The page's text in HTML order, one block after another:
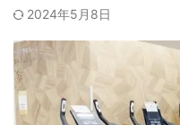
2024年5月8日